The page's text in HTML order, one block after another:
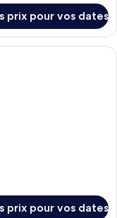
prix pour vos dates
dans le mini-bar,
prix pour vos dates